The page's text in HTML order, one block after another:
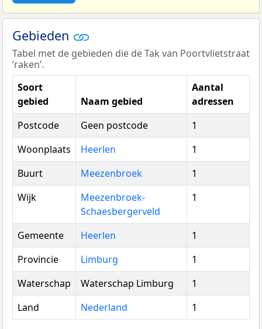
Gebieden
Tabel met de gebieden die de Tak van Poortvlietstraat
‘raken’.
Soort
gebied
Naam gebied
Aantal
adressen
Postcode
Geen postcode
1
Woonplaats
Heerlen
1
Buurt
Meezenbroek
1
Wijk
Meezenbroek-
Schaesbergerveld
1
Gemeente Heerlen
1
Provincie
Limburg
1
Waterschap
Waterschap Limburg
1
Land
Nederland 1